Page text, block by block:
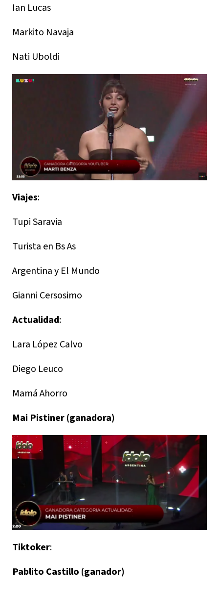
Ian Lucas
Markito Navaja
Nati Uboldi
Viajes:
Tupi Saravia
Turista en Bs As
Argentina y El Mundo
Gianni Cersosimo
Actualidad:
Lara López Calvo
Diego Leuco
Mamá Ahorro
Mai Pistiner (ganadora)
Tiktoker:
Pablito Castillo (ganador)